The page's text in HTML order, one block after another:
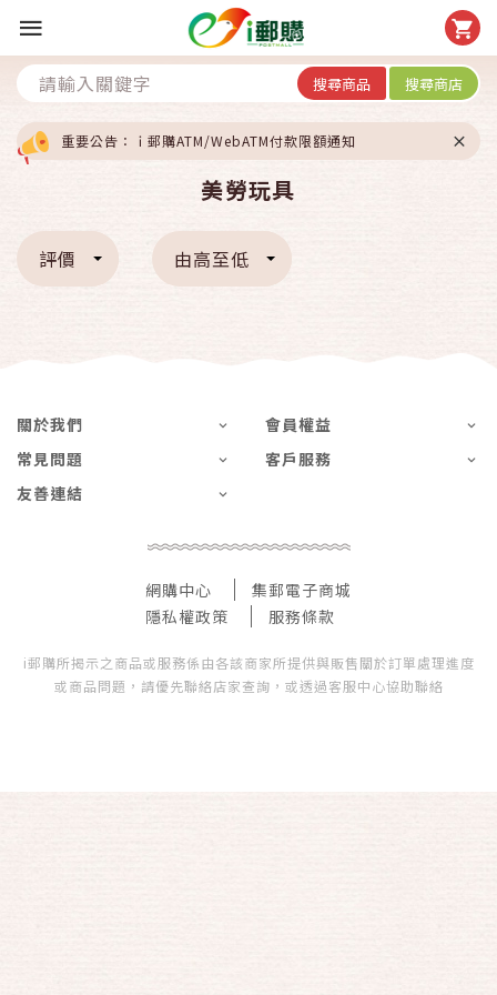
搜尋商品 搜尋商店
重要公告：ｉ郵購ATM/WebATM付款限額通知
美勞玩具
評價 由高至低
關於我們
會員權益
常見問題
客戶服務
友善連結
網購中心
集郵電子商城
隱私權政策
服務條款
i郵購所揭示之商品或服務係由各該商家所提供與販售關於訂單處理進度
或商品問題，請優先聯絡店家查詢，或透過客服中心協助聯絡